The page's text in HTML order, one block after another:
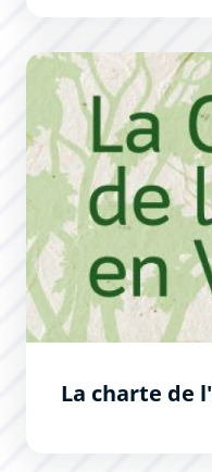
La charte de
La charte de